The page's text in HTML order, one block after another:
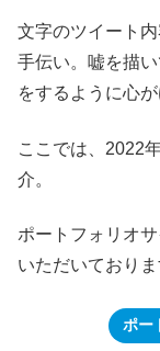
文字のツイート
手伝い。嘘を描
をするように心が
ここでは、2022
介。
ポートフォリオ
いただいており
ポー